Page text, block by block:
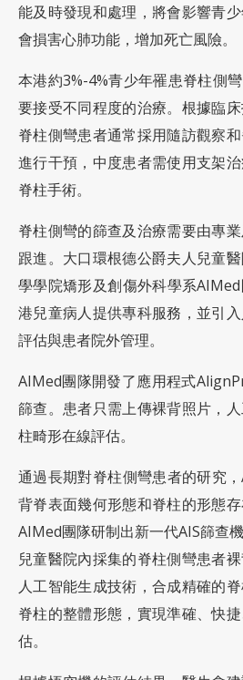
能及時發現和處理，將會影響青
會損害心肺功能，增加死亡風險。
本港約3%-4%青少年罹患脊柱側
要接受不同程度的治療。根據臨
脊柱側彎患者通常採用隨訪觀察
進行干預，中度患者需使用支架
脊柱手術。
脊柱側彎的篩查及治療需要由專
跟進。大口環根德公爵夫人兒童
學學院矯形及創傷外科學系
港兒童病人提供專科服務，並引
評估與患者院外管理。
AIMed團隊開發了應用程式
篩查。患者只需上傳裸背照片，
柱畸形在線評估。
通過長期對脊柱側彎患者的研究
背脊表面幾何形態和脊柱的形態
AIMed團隊研制出新一代AIS篩
兒童醫院內採集的脊柱側彎患者
人工智能生成技術，合成精確的
脊柱的整體形態，實現準確、快
估。